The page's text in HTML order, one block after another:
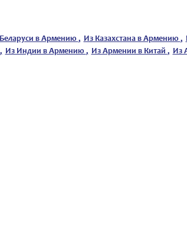
в Армению , Из Казахстана в Армению ,
, Из Индии в Армению , Из Армении в Китай , Из